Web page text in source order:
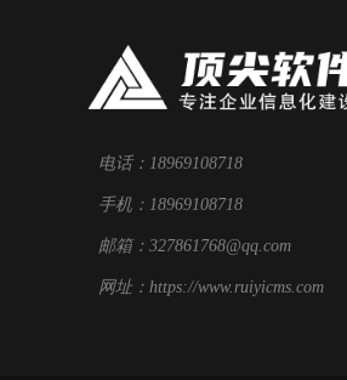
电话：18969108718
手机：18969108718
邮箱：327861768@qq.com
网址：https://www.ruiyicms.com